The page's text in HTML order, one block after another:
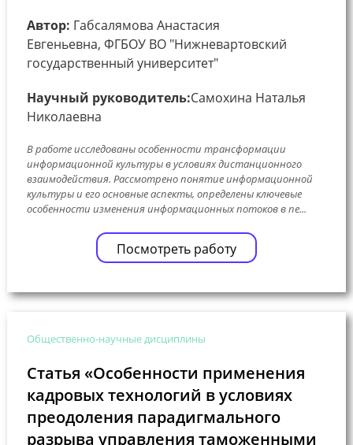
Автор: Габсалямова Анастасия
Евгеньевна, ФГБОУ ВО "Нижневартовский
государственный университет"
Научный руководитель:Самохина Наталья
Николаевна
В работе исследованы особенности трансформации
информационной культуры в условиях дистанционного
взаимодействия. Рассмотрено понятие информационной
культуры и его основные аспекты, определены ключевые
особенности изменения информационных потоков в пе...
Посмотреть работу
Общественно-научные дисциплины
Статья «Особенности применения
кадровых технологий в условиях
преодоления парадигмального
разрыва управления таможенными